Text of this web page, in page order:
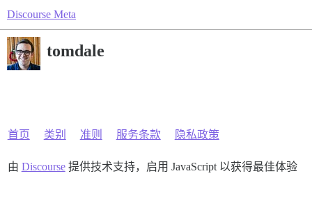
Discourse Meta
tomdale
首页 类别 准则 服务条款 隐私政策
由 Discourse提供技术支持，启用 JavaScript 以获得最佳体验